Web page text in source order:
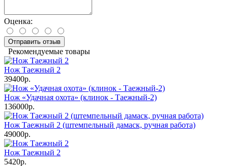
Оценка:
Отправить отзыв
Рекомендуемые товары
Нож Таежный 2
39400р.
Нож «Удачная охота» (клинок - Таежный-2)
136000р.
Нож Таежный 2 (штемпельный дамаск, ручная работа)
49000р.
Нож Таежный 2
5420р.